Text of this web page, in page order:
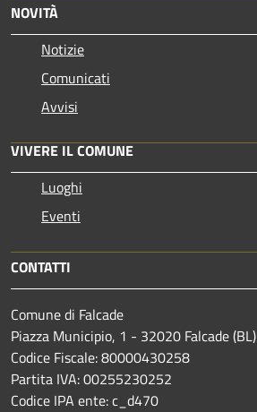
NOVITÀ
Notizie
Comunicati
Avvisi
VIVERE IL COMUNE
Luoghi
Eventi
CONTATTI
Comune di Falcade
Piazza Municipio, 1 - 32020 Falcade (BL)
Codice Fiscale: 80000430258
Partita IVA: 00255230252
Codice IPA ente: c_d470